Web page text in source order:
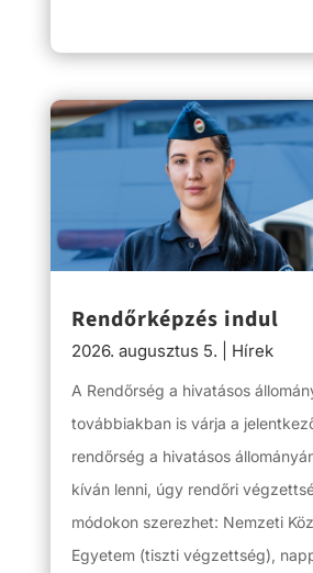
Rendőrképzés indul
2026. augusztus 5. Hírek
A Rendőrség a hivatásos
továbbiakban is várja a
rendőrség a hivatásos
kíván lenni, úgy rendőri
módokon szerezhet: Nemzeti
Egyetem (tiszti végzettség),